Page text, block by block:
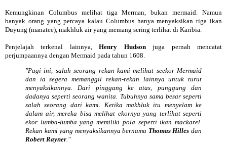
Kemungkinan Columbus melihat tiga Merman, bukan mermaid. Namun
banyak orang yang percaya kalau Columbus hanya menyaksikan tiga ikan
Duyung (manatee), makhluk air yang memang sering terlihat di Karibia.
Penjelajah terkenal lainnya,Henry Hudsonjuga pernah mencatat
perjumpaannya dengan Mermaid pada tahun 1608.
"Pagi ini, salah seorang rekan kami melihat seekor Mermaid
dan ia segera memanggil rekan-rekan lainnya untuk turut
menyaksikannya. Dari pinggang ke atas, punggung dan
dadanya seperti seorang wanita. Tubuhnya sama besar seperti
salah seorang dari kami. Ketika makhluk itu menyelam ke
dalam air, mereka bisa melihat ekornya yang terlihat seperti
ekor lumba-lumba yang memiliki pola seperti ikan mackarel.
Rekan kami yang menyaksikannya bernama Thomas Hilles dan
Robert Rayner."